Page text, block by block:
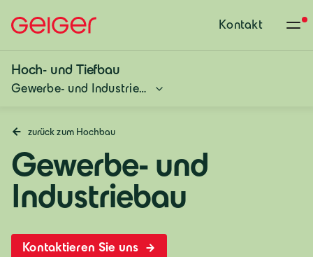
Kontakt
Hoch- und Tiefbau
Gewerbe- und Industriebau
zurück zum Hochbau
Gewerbe- und
Industriebau
Kontaktieren Sie uns